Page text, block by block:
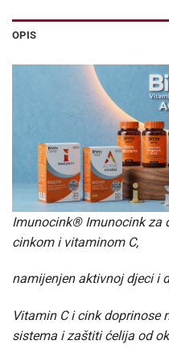
OPIS
Imunocink® Imunocink za
cinkom i vitaminom C,
namijenjen aktivnoj djeci i
Vitamin C i cink
sistema i zaštiti ćelija od